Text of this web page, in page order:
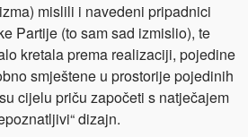
mislili i navedeni pripadnici
Partije (to sam sad izmislio), te
kretala prema realizaciji, pojedine
smještene u prostorije pojedinih
cijelu priču započeti s natječajem
dizajn.